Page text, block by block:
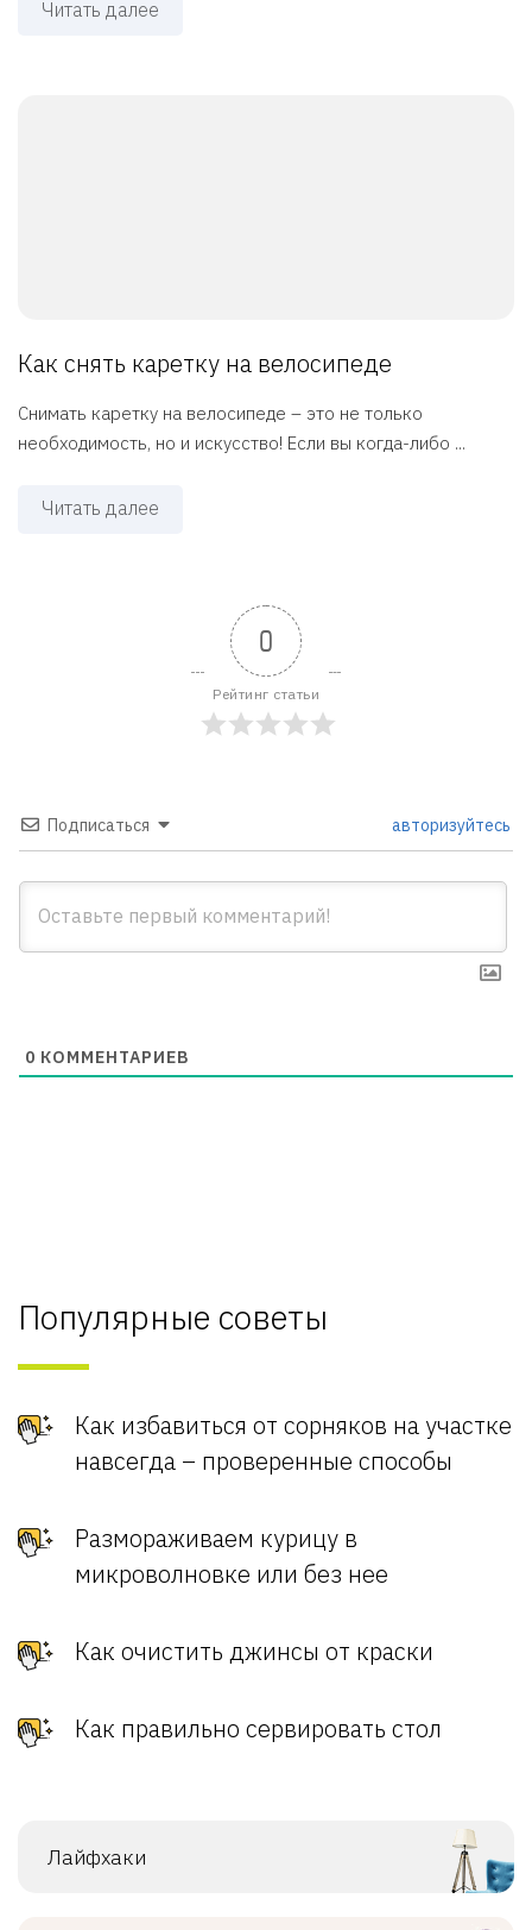
Читать далее
Как снять каретку на велосипеде
Снимать каретку на велосипеде – это не только
необходимость, но и искусство! Если вы когда-либо ...
Читать далее
0
Рейтинг статьи
Подписаться авторизуйтесь
0 КОММЕНТАРИЕВ
Популярные советы
Как избавиться от сорняков на участке
навсегда – проверенные способы
Размораживаем курицу в
микроволновке или без нее
Как очистить джинсы от краски
Как правильно сервировать стол
Лайфхаки